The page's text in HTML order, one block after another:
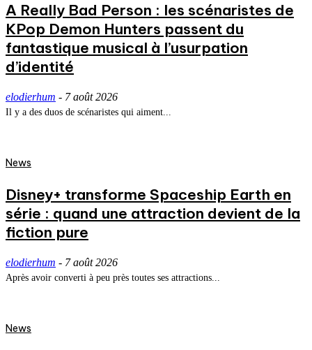
A Really Bad Person : les scénaristes de
KPop Demon Hunters passent du
fantastique musical à l’usurpation
d’identité
elodierhum - 7 août 2026
Il y a des duos de scénaristes qui aiment...
News
Disney+ transforme Spaceship Earth en
série : quand une attraction devient de la
fiction pure
elodierhum - 7 août 2026
Après avoir converti à peu près toutes ses attractions...
News